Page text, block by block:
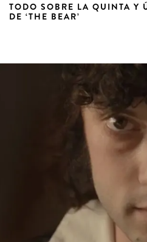
TODO SOBRE LA QUINTA Y
DE ‘THE BEAR’